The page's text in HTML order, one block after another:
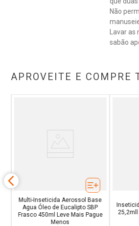
Não
Lavar as
sabão
APROVEITE E COMPRE
Multi-Inseticida Aerossol Base
Agua Óleo de Eucalipto SBP
Frasco 450ml Leve Mais Pague
Menos